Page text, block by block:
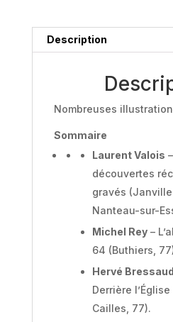
Description
Nombreuses
Sommaire
Laurent Valois
découvertes
gravés
Nanteau-sur-
Michel Rey–
64 (Buthiers,
Hervé Bressaud
Derrière
Cailles, 77).